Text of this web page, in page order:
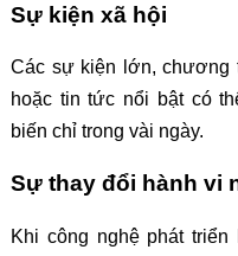
Sự kiện xã hội
Các sự kiện lớn, chương
hoặc tin tức nổi bật có
biến chỉ trong vài ngày.
Sự thay đổi hành vi
Khi công nghệ phát